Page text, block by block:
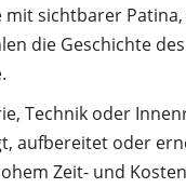
mit sichtbarer
die Geschichte
Technik oder
aufbereitet oder
Zeit- und